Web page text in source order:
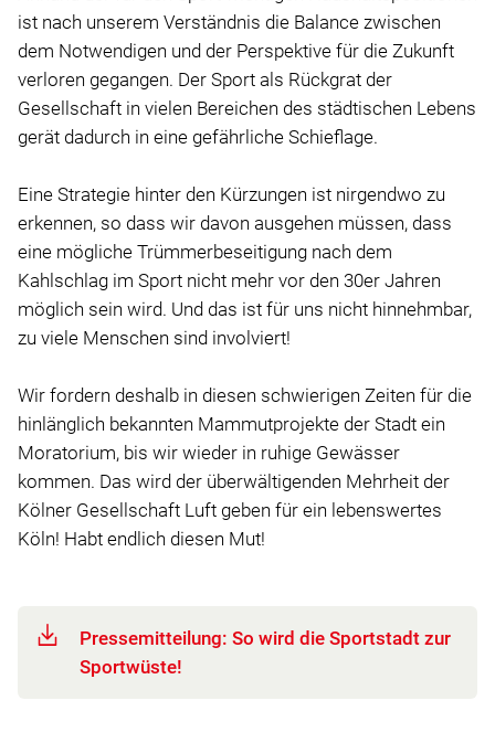
ist nach unserem Verständnis die Balance zwischen
dem Notwendigen und der Perspektive für die Zukunft
verloren gegangen. Der Sport als Rückgrat der
Gesellschaft in vielen Bereichen des städtischen Lebens
gerät dadurch in eine gefährliche Schieflage.
Eine Strategie hinter den Kürzungen ist nirgendwo zu
erkennen, so dass wir davon ausgehen müssen, dass
eine mögliche Trümmerbeseitigung nach dem
Kahlschlag im Sport nicht mehr vor den 30er Jahren
möglich sein wird. Und das ist für uns nicht hinnehmbar,
zu viele Menschen sind involviert!
Wir fordern deshalb in diesen schwierigen Zeiten für die
hinlänglich bekannten Mammutprojekte der Stadt ein
Moratorium, bis wir wieder in ruhige Gewässer
kommen. Das wird der überwältigenden Mehrheit der
Kölner Gesellschaft Luft geben für ein lebenswertes
Köln! Habt endlich diesen Mut!
Pressemitteilung: So wird die Sportstadt zur
Sportwüste!